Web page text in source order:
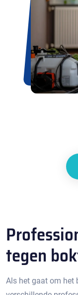
tegen
Als het gaat om het